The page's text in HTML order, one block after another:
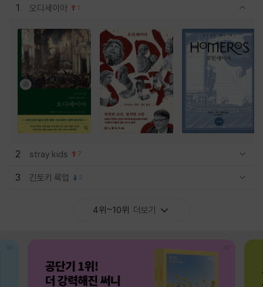
1 오디세이아 1
2 stray kids 7
3 긴토키 룩업 2
4위~10위 더보기